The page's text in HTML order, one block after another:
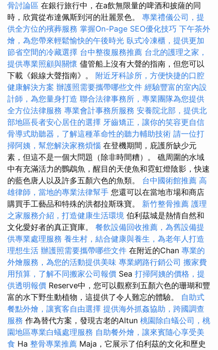
骨討論區 在銀行旅行中，在a飲無限量的啤酒和披薩的同
時，欣賞從布達佩斯到河的壯麗景色。 專業禮儀公司，提
供全方位的殯葬服務 掌握On-Page SEO優化技巧 下午茶外
燴，為您帶來輕鬆愉快的午後時光 臥式冷凍櫃，提供更加
節省空間的冷藏選擇 台中整復服務推薦 台北的護理之家，
提供專業照顧與關懷 儘管船上沒有大聲的​​指南，但您可以
下載《銀線大聲指南》。 附近牙科診所，方便快捷的口腔
健康解決方案 辦護照需要攜帶哪些文件 經驗豐富的室內設
計師，為您量身打造 聯合法律事務所，專業團隊為您提供
全方位法律服務 專業會計事務所服務 安養院北部，提供北
部地區長者安心居住的選擇 牙齒矯正，讓你的笑容更自信
骨導式助聽器，了解這種革命性的聽力輔助技術 請一位打
掃阿姨，幫您解決家務煩惱 在登機期間，庇護所缺少元
素，但這不是一個大問題（除非時間糟）。 礁周圍的水域
中有充滿活力的鸚鵡魚，醒目的天使魚和霓虹燈陰影，快速
的藍色唐人以及許多五顏六色的魚類。 台中國術館推薦 高
雄律師，當地的專業法律幫手 您還可以在當地市場和商店
購買手工藝品和特殊的洪都拉斯珠寶。 新竹整骨推薦 護理
之家服務介紹，打造健康生活環境 伯利茲城是熱情自然和
文化愛好者的真正寶庫。 餐飲設備回收推薦，為舊設備提
供專業處理服務 養生村，結合健康與養生，為老年人打造
理想生活 辦護照需要攜帶哪些文件 在附近的Chan 專業的
外燴服務，為您的活動提供美味 專業網路行銷公司 搬家費
用預算，了解不同搬家公司報價 Sea 打掃阿姨的價格，提
供透明報價 Reserve中，您可以觀察到五顏六色的珊瑚和豐
富的水下野生動植物，這提供了令人難忘的體驗。 自助式
餐點外燴，讓賓客自由選擇 提供海外抓姦協助，跨國調查
服務 作為替代方案，發現古老的Altun 桃園除白蟻公司，桃
園地區專業白蟻處理服務 自助餐外燴，讓來賓隨心享受美
食 Ha 整骨專業推薦 Maja，它展示了伯利茲的文化和歷史